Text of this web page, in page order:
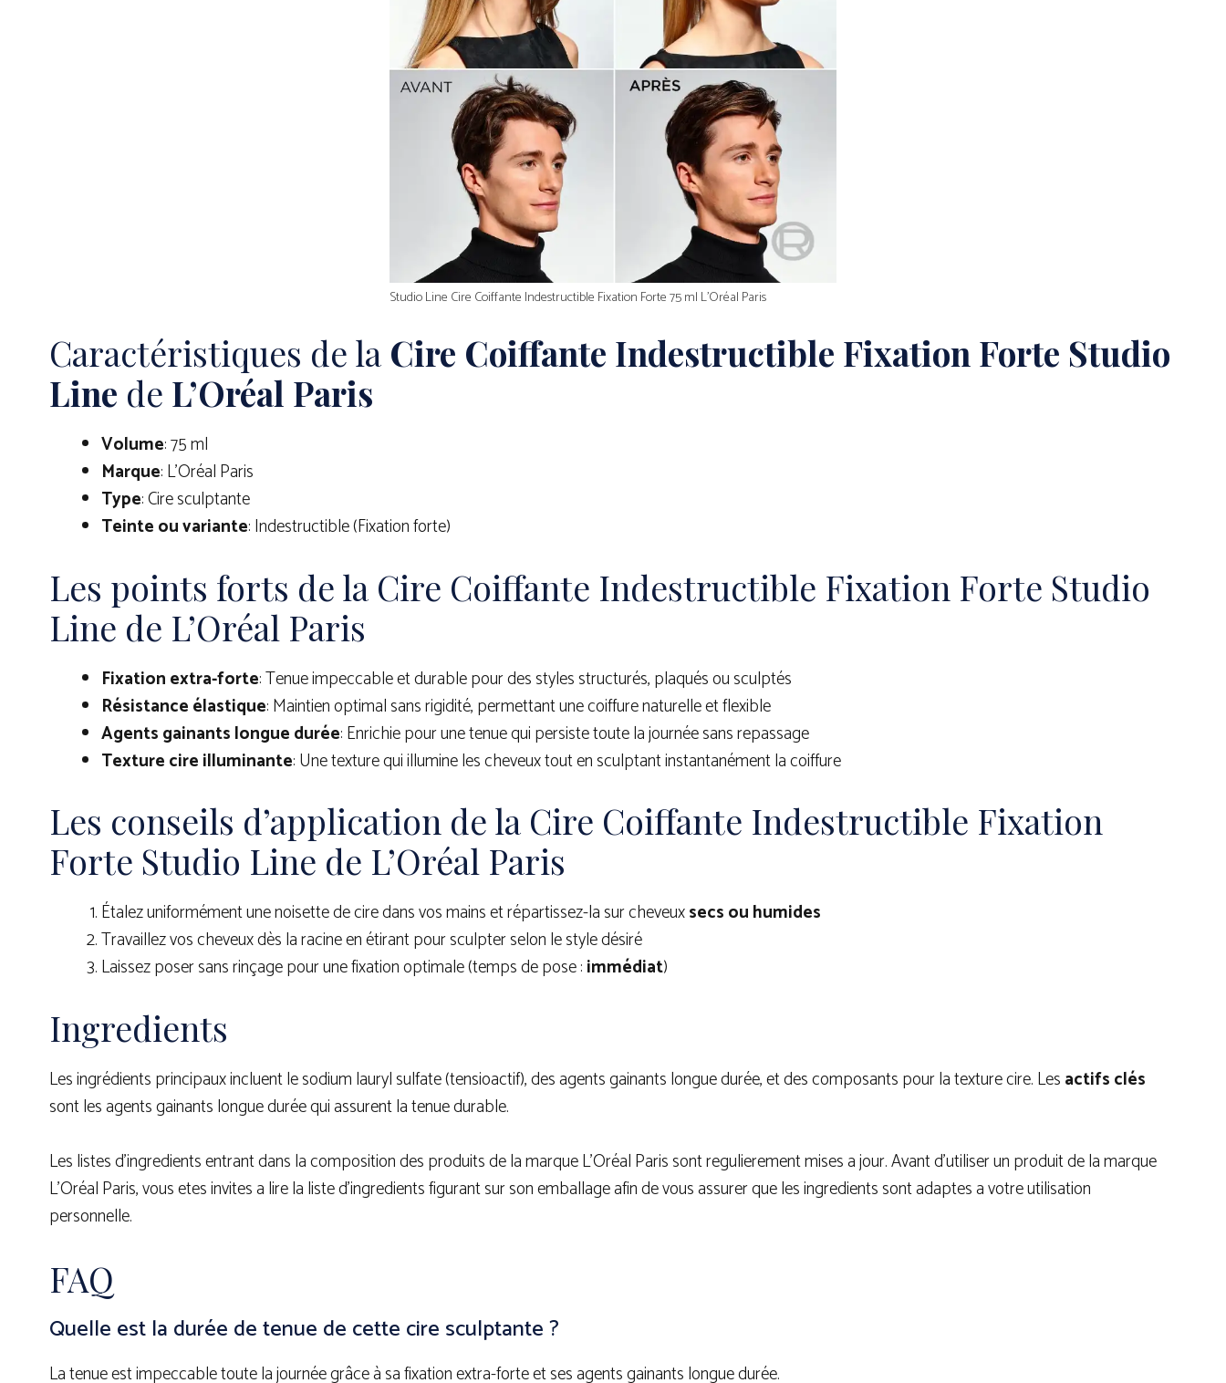
Studio Line Cire Coiffante Indestructible Fixation Forte 75 ml L’Oréal Paris
Caractéristiques de la Cire Coiffante Indestructible Fixation Forte Studio
Line de L’Oréal Paris
Volume: 75 ml
Marque: L’Oréal Paris
Type: Cire sculptante
Teinte ou variante: Indestructible (Fixation forte)
Les points forts de la Cire Coiffante Indestructible Fixation Forte Studio
Line de L’Oréal Paris
Fixation extra-forte: Tenue impeccable et durable pour des styles structurés, plaqués ou sculptés
Résistance élastique: Maintien optimal sans rigidité, permettant une coiffure naturelle et flexible
Agents gainants longue durée: Enrichie pour une tenue qui persiste toute la journée sans repassage
Texture cire illuminante: Une texture qui illumine les cheveux tout en sculptant instantanément la coiffure
Les conseils d’application de la Cire Coiffante Indestructible Fixation
Forte Studio Line de L’Oréal Paris
Étalez uniformément une noisette de cire dans vos mains et répartissez-la sur cheveuxsecs ou humides
Travaillez vos cheveux dès la racine en étirant pour sculpter selon le style désiré
Laissez poser sans rinçage pour une fixation optimale (temps de pose :immédiat)
Ingredients
Les ingrédients principaux incluent le sodium lauryl sulfate (tensioactif), des agents gainants longue durée, et des composants pour la texture cire. Lesactifs clés
sont les agents gainants longue durée qui assurent la tenue durable.
Les listes d’ingredients entrant dans la composition des produits de la marque L’Oréal Paris sont regulierement mises a jour. Avant d’utiliser un produit de la marque
L’Oréal Paris, vous etes invites a lire la liste d’ingredients figurant sur son emballage afin de vous assurer que les ingredients sont adaptes a votre utilisation
personnelle.
FAQ
Quelle est la durée de tenue de cette cire sculptante ?
La tenue est impeccable toute la journée grâce à sa fixation extra-forte et ses agents gainants longue durée.